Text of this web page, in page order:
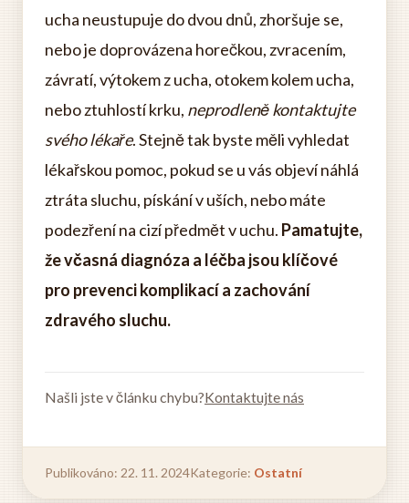
ucha neustupuje do dvou dnů, zhoršuje se,
nebo je doprovázena horečkou, zvracením,
závratí, výtokem z ucha, otokem kolem ucha,
nebo ztuhlostí krku, neprodleně kontaktujte
svého lékaře. Stejně tak byste měli vyhledat
lékařskou pomoc, pokud se u vás objeví náhlá
ztráta sluchu, pískání v uších, nebo máte
podezření na cizí předmět v uchu. Pamatujte,
že včasná diagnóza a léčba jsou klíčové
pro prevenci komplikací a zachování
zdravého sluchu.
Našli jste v článku chybu?Kontaktujte nás
Publikováno: 22. 11. 2024Kategorie: Ostatní